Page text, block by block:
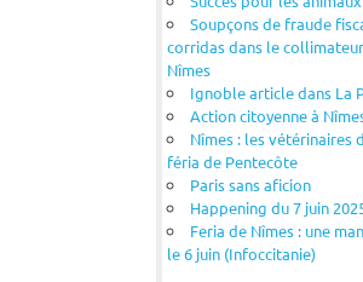
Soupçons de fraude
corridas dans le
Nîmes
Ignoble article dans La
Action citoyenne à
Nîmes : les vétérinaires
féria de Pentecôte
Paris sans aficion
Happening du 7 juin
Feria de Nîmes : une
le 6 juin (Infoccitanie)